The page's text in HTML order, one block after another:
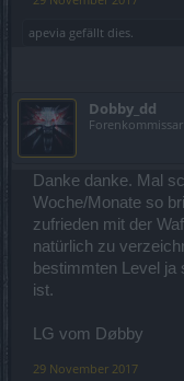
apevia gefällt dies.
Dobby_dd
Forenkommissar
Danke danke. Mal
Woche/Monate so
zufrieden mit der
natürlich zu
bestimmten Level ja
ist.
LG vom Døbby
29 November 2017